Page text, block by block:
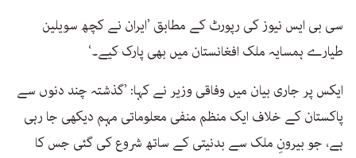
سی بی ایس نیوز کی رپورٹ کے مطابق ’ایران نے کچھ سویلین
طیارے ہمسایہ ملک افغانستان میں بھی پارک کیے۔‘
ایکس پر جاری بیان میں وفاقی وزیر نے کہا: ’گذشتہ چند دنوں سے
پاکستان کے خلاف ایک منظم منفی معلوماتی مہم دیکھی جا رہی
ہے، جو بیرونِ ملک سے بدنیتی کے ساتھ شروع کی گئی جس کا